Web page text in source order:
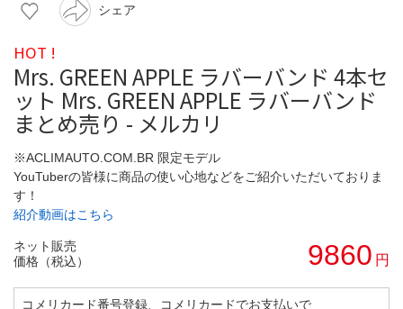
シェア
HOT !
Mrs. GREEN APPLE ラバーバンド 4本セ
ット Mrs. GREEN APPLE ラバーバンド
まとめ売り - メルカリ
※ACLIMAUTO.COM.BR 限定モデル
YouTuberの皆様に商品の使い心地などをご紹介いただいておりま
す！
紹介動画はこちら
ネット販売
価格（税込）
9860 円
コメリカード番号登録、コメリカードでお支払いで